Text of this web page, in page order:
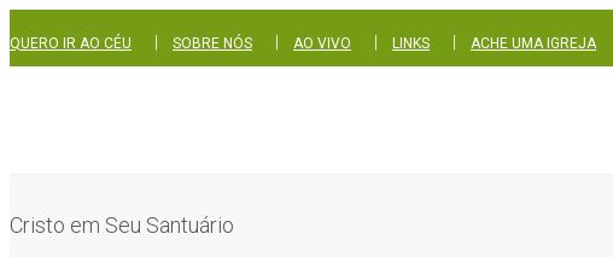
QUERO IR AO CÉU SOBRE NÓS AO VIVO LINKS ACHE UMA IGREJA
Cristo em Seu Santuário